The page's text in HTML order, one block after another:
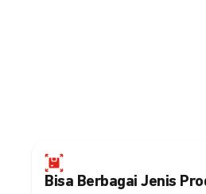
Bisa Berbagai Jenis